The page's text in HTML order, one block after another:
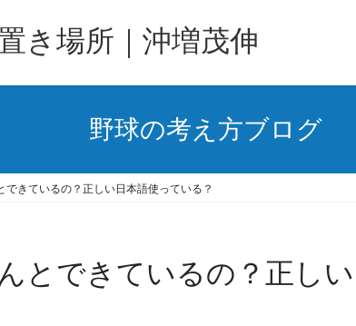
き場所｜沖増茂伸
野球の考え方ブログ
できているの？正しい日本語使っている？
とできているの？正しい